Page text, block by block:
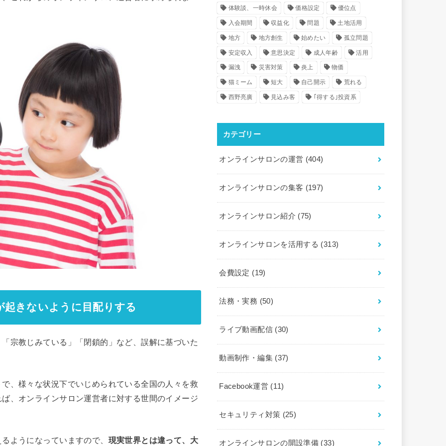
きないように目配りする
宗教じみている」「閉鎖的」など、誤解に基づいた
、様々な状況下でいじめられている全国の人々を救
、オンラインサロン運営者に対する世間のイメージ
ようになっていますので、 現実世界とは違って、大
体験談、一時休会 価格設定 優位点
入会期間 収益化 問題 土地活用
地方 地方創生 始めたい 孤立問題
安定収入 意思決定 成人年齢 活用
漏洩 災害対策 炎上 物価
猫ミーム 短大 自己開示 荒れる
西野亮廣 見込み客 ｢得する｣投資系
カテゴリー
オンラインサロンの運営 (404)
オンラインサロンの集客 (197)
オンラインサロン紹介 (75)
オンラインサロンを活用する (313)
会費設定 (19)
法務・実務 (50)
ライブ動画配信 (30)
動画制作・編集 (37)
Facebook運営 (11)
セキュリティ対策 (25)
オンラインサロンの開設準備 (33)